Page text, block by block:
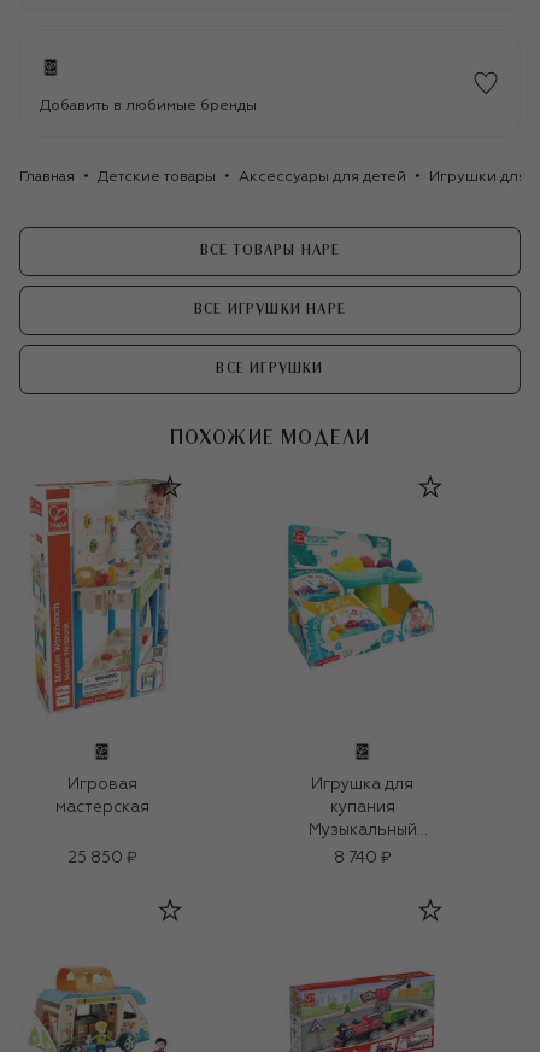
Добавить в любимые бренды
Главная Детские товары Аксессуары для детей Игрушки для
ВСЕ ТОВАРЫ HAPE
ВСЕ ИГРУШКИ HAPE
ВСЕ ИГРУШКИ
ПОХОЖИЕ МОДЕЛИ
Игровая
мастерская
25 850 ₽
Игрушка для
купания
Музыкальный
фонтан
8 740 ₽